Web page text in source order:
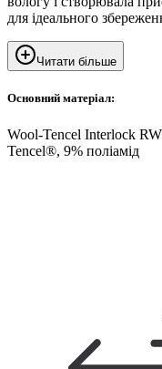
для ідеального
Читати більше
Основний матеріал:
Wool-Tencel Interlock
Tencel®, 9% поліамід